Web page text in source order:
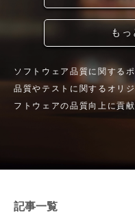
もっ
ソフトウェア品質に関する
品質やテストに関するオリ
フトウェアの品質向上に貢
記事一覧